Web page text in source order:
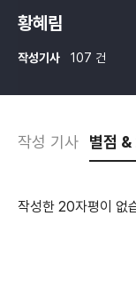
황혜림
작성기사 107 건
작성 기사 별점
작성한 20자평이 없